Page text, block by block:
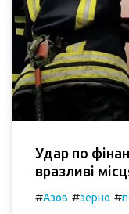
Удар по
вразливі
#Азов #зерно #